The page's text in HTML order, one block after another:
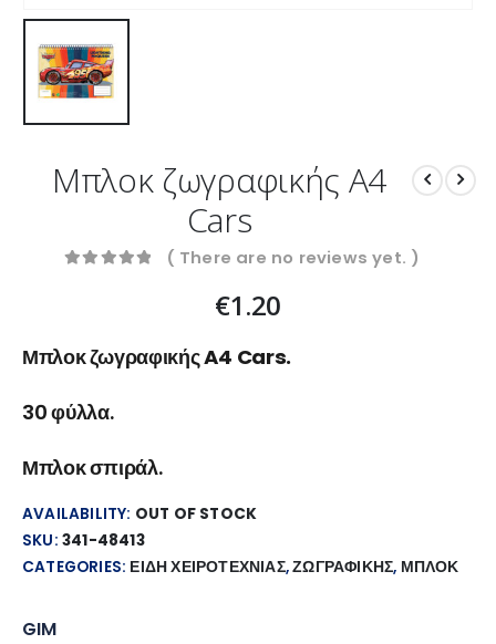
Μπλοκ ζωγραφικής A4
Cars
( There are no reviews yet. )
€1.20
Μπλοκ ζωγραφικής A4 Cars.
30 φύλλα.
Μπλοκ σπιράλ.
AVAILABILITY: OUT OF STOCK
SKU: 341-48413
CATEGORIES: ΕΙΔΗ ΧΕΙΡΟΤΕΧΝΙΑΣ,ΖΩΓΡΑΦΙΚΗΣ, ΜΠΛΟΚ
GIM